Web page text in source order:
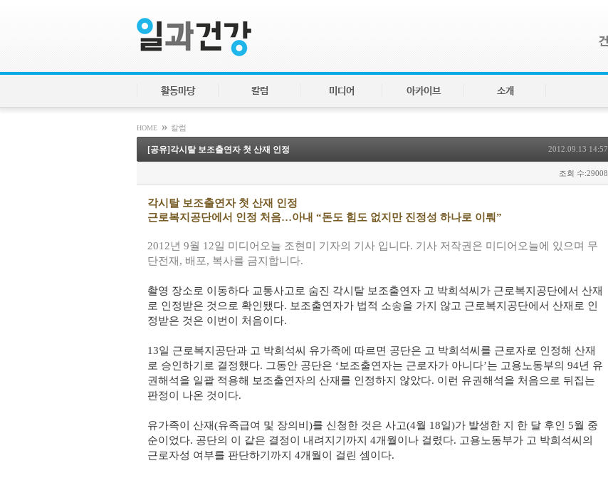
활동마당 칼럼 미디어 아카이브 소개
HOME » 칼럼
[공유]각시탈 보조출연자 첫 산재 인정 2012.09.13 14:57
조회 수:29008
각시탈 보조출연자 첫 산재 인정
근로복지공단에서 인정 처음…아내 “돈도 힘도 없지만 진정성 하나로 이뤄”
2012년 9월 12일 미디어오늘 조현미 기자의 기사 입니다. 기사 저작권은 미디어오늘에 있으며 무
단전재, 배포, 복사를 금지합니다.
촬영 장소로 이동하다 교통사고로 숨진 각시탈 보조출연자 고 박희석씨가 근로복지공단에서 산재
로 인정받은 것으로 확인됐다. 보조출연자가 법적 소송을 가지 않고 근로복지공단에서 산재로 인
정받은 것은 이번이 처음이다.
13일 근로복지공단과 고 박희석씨 유가족에 따르면 공단은 고 박희석씨를 근로자로 인정해 산재
로 승인하기로 결정했다. 그동안 공단은 ‘보조출연자는 근로자가 아니다’는 고용노동부의 94년 유
권해석을 일괄 적용해 보조출연자의 산재를 인정하지 않았다. 이런 유권해석을 처음으로 뒤집는
판정이 나온 것이다.
유가족이 산재(유족급여 및 장의비)를 신청한 것은 사고(4월 18일)가 발생한 지 한 달 후인 5월 중
순이었다. 공단의 이 같은 결정이 내려지기까지 4개월이나 걸렸다. 고용노동부가 고 박희석씨의
근로자성 여부를 판단하기까지 4개월이 걸린 셈이다.